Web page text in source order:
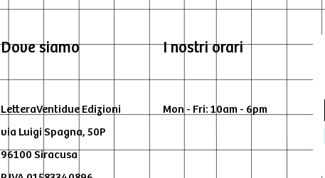
Dove siamo
LetteraVentidue Edizioni
via Luigi Spagna, 50P
96100 Siracusa
I nostri orari
Mon - Fri: 10am - 6pm